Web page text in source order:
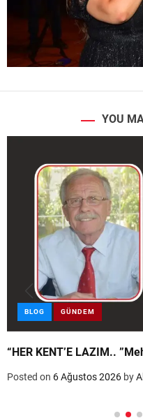
YOU
BLOG GÜNDEM
“HER
Posted on 6 Ağustos 2026 by